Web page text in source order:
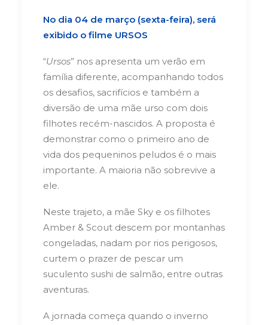
No dia 04 de março (sexta-feira), será
exibido o filme URSOS
“Ursos” nos apresenta um verão em
família diferente, acompanhando todos
os desafios, sacrifícios e também a
diversão de uma mãe urso com dois
filhotes recém-nascidos. A proposta é
demonstrar como o primeiro ano de
vida dos pequeninos peludos é o mais
importante. A maioria não sobrevive a
ele.
Neste trajeto, a mãe Sky e os filhotes
Amber & Scout descem por montanhas
congeladas, nadam por rios perigosos,
curtem o prazer de pescar um
suculento sushi de salmão, entre outras
aventuras.
A jornada começa quando o inverno